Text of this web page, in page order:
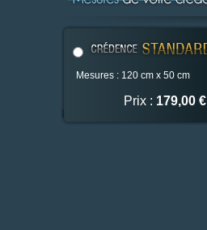
Mesures : 120 cm x 50 cm
Prix : 179,00 €